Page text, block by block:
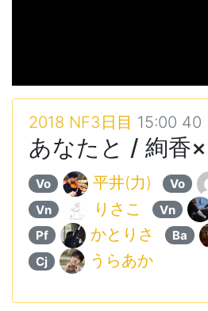
2018 NF3日目 15:00 40
あなたと / 絢香
Vo 平井(力) Vo
Vn りさこ Vn
Pf かとりさ Ba
Cj うらあか